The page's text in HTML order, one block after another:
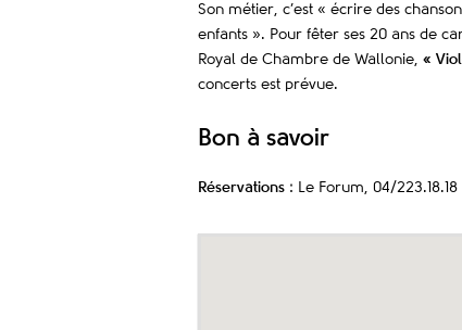
Son métier, c’est « écrire des
enfants ». Pour fêter ses 20 ans de
Royal de Chambre de Wallonie, «
concerts est prévue.
Bon à savoir
Réservations : Le Forum, 04/223.18.18